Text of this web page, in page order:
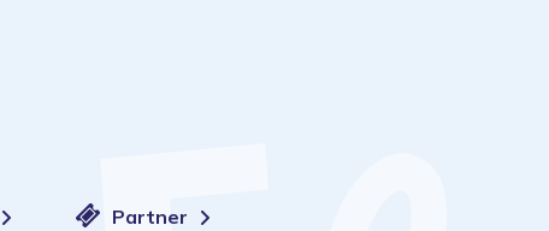
Partner